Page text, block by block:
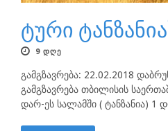
ტური
9 ᲓᲦᲔ
გამგზავრება: 22.02.2018
გამგზავრება თბილისის
დარ-ეს სალამში ( ტანზანია) 1